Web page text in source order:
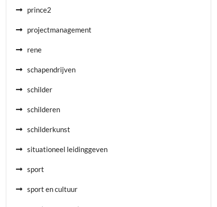
prince2
projectmanagement
rene
schapendrijven
schilder
schilderen
schilderkunst
situationeel leidinggeven
sport
sport en cultuur